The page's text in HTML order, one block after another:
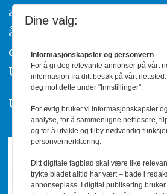
av urettmessig
å ta kontakt med
også klage inn saker til
Utvalg,www.pfu.no.
Utgiver: PBL
Dine valg:
Informasjonskapsler og personvern
For å gi deg relevante annonser på vårt
informasjon fra ditt besøk på vårt
deg mot dette under "Innstillinger".
For øvrig bruker vi informasjonskapsler
analyse, for å sammenligne nettlesere,
og for å utvikle og tilby nødvendig
personvernerklæring.
Ditt digitale fagblad skal være like
trykte bladet alltid har vært – bade i
annonseplass. I digital publisering